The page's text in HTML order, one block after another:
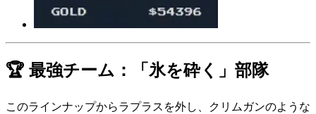
🏆 最強チーム：「氷を砕く」部隊
このラインナップからラプラスを外し、クリムガンのような